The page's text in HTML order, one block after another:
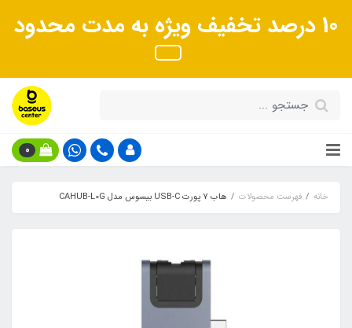
10 درصد تخفیف ویژه به مدت محدود
0
خانه فهرست محصولات هاب 7 پورت USB-C بیسوس مدل CAHUB-L0G